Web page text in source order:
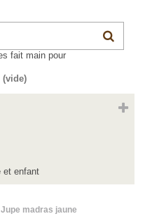
(vide)
Jupe madras jaune